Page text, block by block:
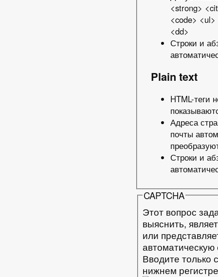
<strong>
<code>
<dd>
Строки и
Plain text
HTML-теги
Адреса
почты
Строки и
CAPTCHA
Этот вопрос
выяснить,
или
Вводите только
нижнем